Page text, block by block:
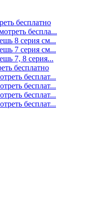
бесплатно
беспла...
8 серия см...
7 серия см...
7, 8 серия...
бесплатно
бесплат...
бесплат...
бесплат...
бесплат...